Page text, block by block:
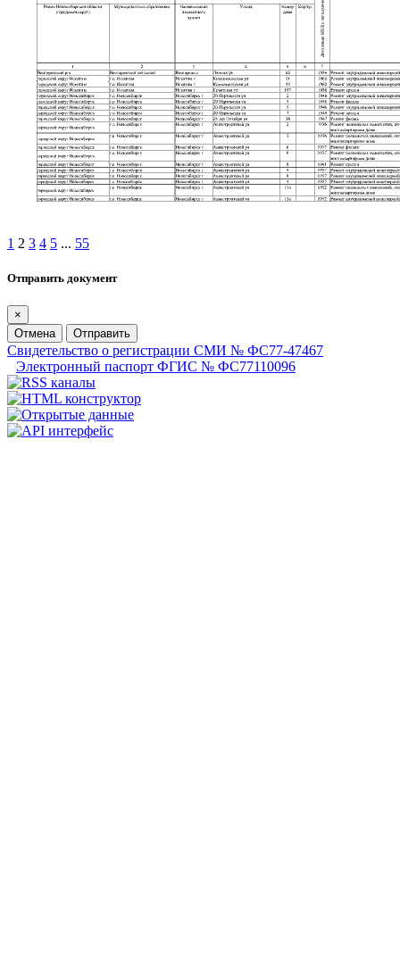
1 2 3 4 5 ... 55
Отправить документ
×
Отмена
Отправить
Свидетельство о регистрации СМИ № ФС77-47467
Электронный паспорт ФГИС № ФС77110096